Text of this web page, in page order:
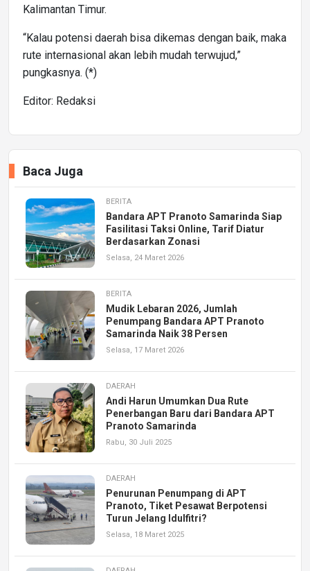
Kalimantan Timur.
“Kalau potensi daerah bisa dikemas dengan baik, maka
rute internasional akan lebih mudah terwujud,”
pungkasnya. (*)
Editor: Redaksi
Baca Juga
BERITA
Bandara APT Pranoto Samarinda Siap
Fasilitasi Taksi Online, Tarif Diatur
Berdasarkan Zonasi
Selasa, 24 Maret 2026
BERITA
Mudik Lebaran 2026, Jumlah
Penumpang Bandara APT Pranoto
Samarinda Naik 38 Persen
Selasa, 17 Maret 2026
DAERAH
Andi Harun Umumkan Dua Rute
Penerbangan Baru dari Bandara APT
Pranoto Samarinda
Rabu, 30 Juli 2025
DAERAH
Penurunan Penumpang di APT
Pranoto, Tiket Pesawat Berpotensi
Turun Jelang Idulfitri?
Selasa, 18 Maret 2025